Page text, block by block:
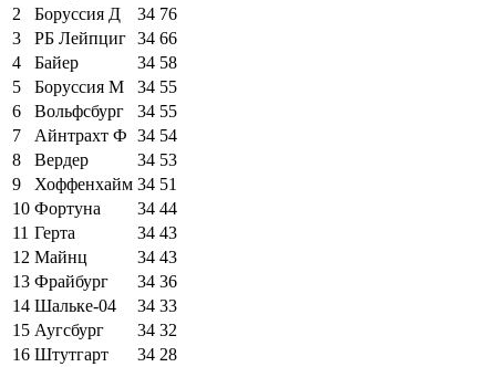
2
Боруссия Д 34 76
3
РБ Лейпциг 34 66
4
Байер 34 58
5
Боруссия М 34 55
6
Вольфсбург 34 55
7
Айнтрахт Ф 34 54
8
Вердер 34 53
9
Хоффенхайм 34 51
10 Фортуна 34 44
11 Герта 34 43
12 Майнц 34 43
13 Фрайбург 34 36
14 Шальке-04 34 33
15 Аугсбург 34 32
16 Штутгарт 34 28